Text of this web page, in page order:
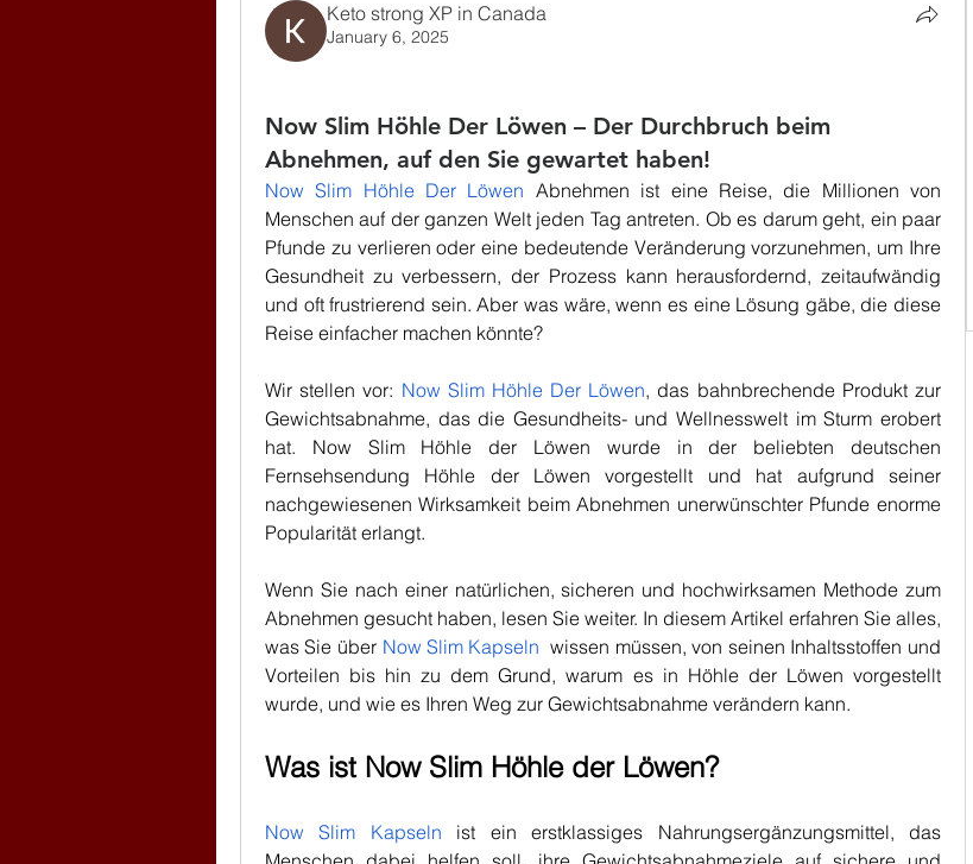
Keto strong XP in Canada
January 6, 2025
Now Slim Höhle Der Löwen – Der Durchbruch beim
Abnehmen, auf den Sie gewartet haben!
Now Slim Höhle Der Löwen Abnehmen ist eine Reise, die Millionen von
Menschen auf der ganzen Welt jeden Tag antreten. Ob es darum geht, ein paar
Pfunde zu verlieren oder eine bedeutende Veränderung vorzunehmen, um Ihre
Gesundheit zu verbessern, der Prozess kann herausfordernd, zeitaufwändig
und oft frustrierend sein. Aber was wäre, wenn es eine Lösung gäbe, die diese
Reise einfacher machen könnte?
Wir stellen vor: Now Slim Höhle Der Löwen, das bahnbrechende Produkt zur
Gewichtsabnahme, das die Gesundheits- und Wellnesswelt im Sturm erobert
hat. Now Slim Höhle der Löwen wurde in der beliebten deutschen
Fernsehsendung Höhle der Löwen vorgestellt und hat aufgrund seiner
nachgewiesenen Wirksamkeit beim Abnehmen unerwünschter Pfunde enorme
Popularität erlangt.
Wenn Sie nach einer natürlichen, sicheren und hochwirksamen Methode zum
Abnehmen gesucht haben, lesen Sie weiter. In diesem Artikel erfahren Sie alles,
was Sie über Now Slim Kapseln wissen müssen, von seinen Inhaltsstoffen und
Vorteilen bis hin zu dem Grund, warum es in Höhle der Löwen vorgestellt
wurde, und wie es Ihren Weg zur Gewichtsabnahme verändern kann.
Was ist Now Slim Höhle der Löwen?
Now Slim Kapseln ist ein erstklassiges Nahrungsergänzungsmittel, das